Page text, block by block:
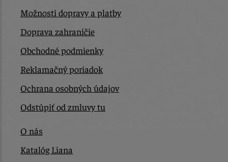
Možnosti dopravy a platby
Doprava zahraničie
Obchodné podmienky
Reklamačný poriadok
Ochrana osobných údajov
Odstúpiť od zmluvy tu
O nás
Katalóg Liana